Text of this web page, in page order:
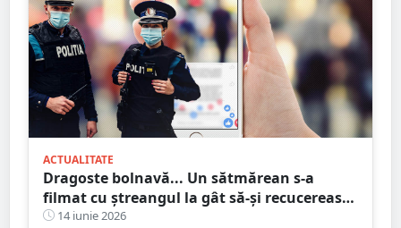
ACTUALITATE
Dragoste bolnavă... Un sătmărean s-a
filmat cu ștreangul la gât să-și recucerească
iubita. A făcut și accident
14 iunie 2026